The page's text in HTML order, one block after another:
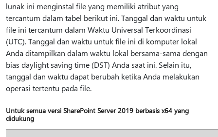
lunak ini menginstal file yang memiliki atribut yang
tercantum dalam tabel berikut ini. Tanggal dan waktu untuk
file ini tercantum dalam Waktu Universal Terkoordinasi
(UTC). Tanggal dan waktu untuk file ini di komputer lokal
Anda ditampilkan dalam waktu lokal bersama-sama dengan
bias daylight saving time (DST) Anda saat ini. Selain itu,
tanggal dan waktu dapat berubah ketika Anda melakukan
operasi tertentu pada file.
Untuk semua versi SharePoint Server 2019 berbasis x64 yang
didukung